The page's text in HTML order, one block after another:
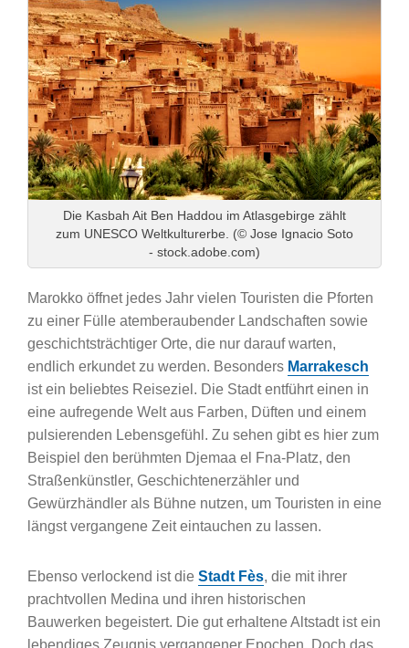
Die Kasbah Ait Ben Haddou im Atlasgebirge zählt
zum UNESCO Weltkulturerbe. (© Jose Ignacio Soto
- stock.adobe.com)
Marokko öffnet jedes Jahr vielen Touristen die Pforten
zu einer Fülle atemberaubender Landschaften sowie
geschichtsträchtiger Orte, die nur darauf warten,
endlich erkundet zu werden. Besonders Marrakesch
ist ein beliebtes Reiseziel. Die Stadt entführt einen in
eine aufregende Welt aus Farben, Düften und einem
pulsierenden Lebensgefühl. Zu sehen gibt es hier zum
Beispiel den berühmten Djemaa el Fna-Platz, den
Straßenkünstler, Geschichtenerzähler und
Gewürzhändler als Bühne nutzen, um Touristen in eine
längst vergangene Zeit eintauchen zu lassen.
Ebenso verlockend ist die Stadt Fès, die mit ihrer
prachtvollen Medina und ihren historischen
Bauwerken begeistert. Die gut erhaltene Altstadt ist ein
lebendiges Zeugnis vergangener Epochen. Doch das